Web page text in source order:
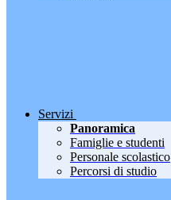
Servizi
Panoramica
Famiglie e studenti
Personale scolastico
Percorsi di studio